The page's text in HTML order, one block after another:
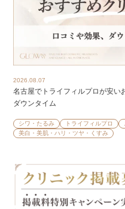
2026.08.07
名古屋でトライフィルプロが安い
ダウンタイム
シワ・たるみ トライフィルプロ
美白・美肌・ハリ・ツヤ・くすみ